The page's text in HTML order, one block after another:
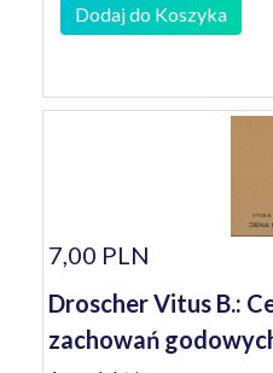
Dodaj do Koszyka
7,00 PLN
Droscher Vitus B.:
zachowań